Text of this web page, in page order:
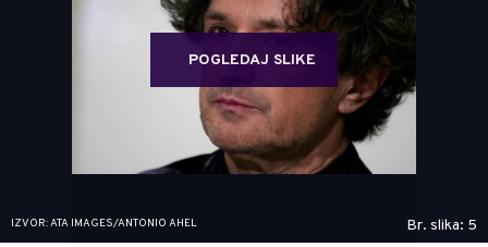
POGLEDAJ SLIKE
IZVOR: ATA IMAGES/ANTONIO AHEL Br. slika: 5